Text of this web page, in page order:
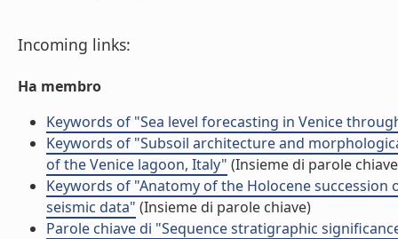
Incoming links:
Ha membro
Keywords of "Sea level forecasting in Venice
Keywords of "Subsoil architecture and
of the Venice lagoon, Italy" (Insieme di parole
Keywords of "Anatomy of the Holocene
seismic data" (Insieme di parole chiave)
Parole chiave di "Sequence stratigraphic